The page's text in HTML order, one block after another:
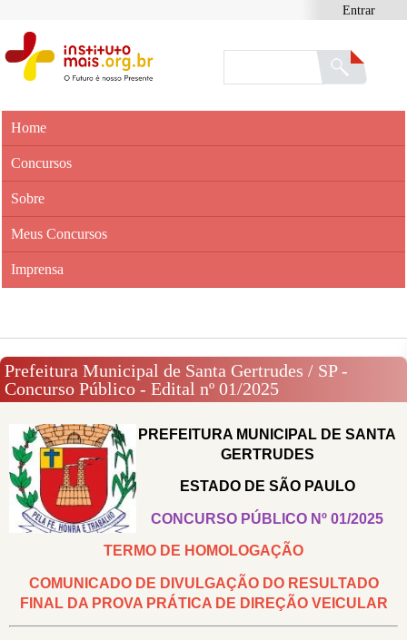
Entrar
Home
Concursos
Sobre
Meus Concursos
Imprensa
Prefeitura Municipal de Santa Gertrudes / SP -
Concurso Público - Edital nº 01/2025
PREFEITURA MUNICIPAL DE SANTA
GERTRUDES
ESTADO DE SÃO PAULO
CONCURSO PÚBLICO Nº 01/2025
TERMO DE HOMOLOGAÇÃO
COMUNICADO DE DIVULGAÇÃO DO RESULTADO
FINAL DA PROVA PRÁTICA DE DIREÇÃO VEICULAR